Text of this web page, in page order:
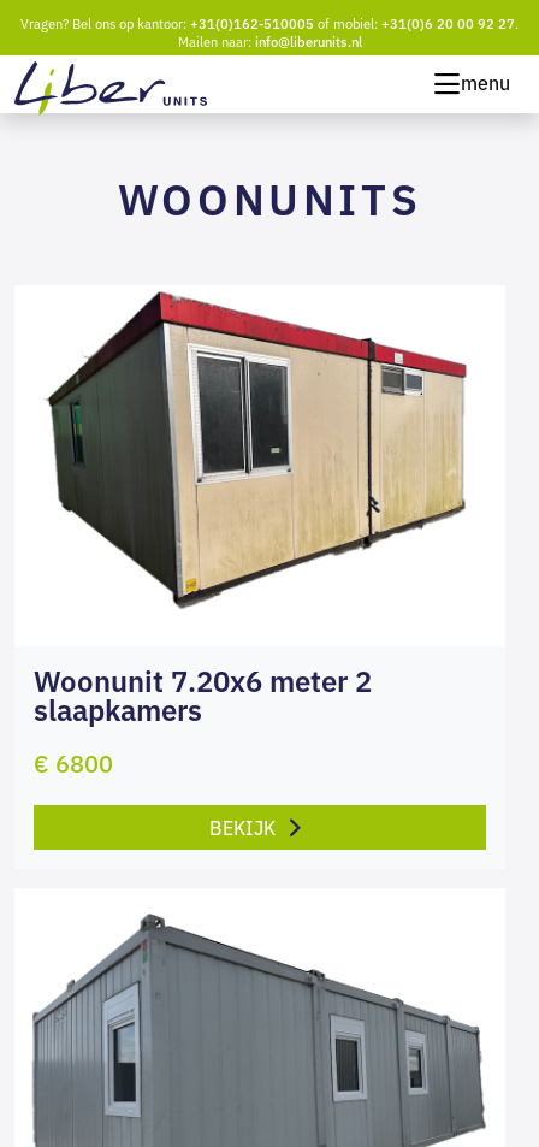
Vragen? Bel ons op kantoor:+31(0)162-510005 of mobiel:+31(0)6 20 00 92 27.
Mailen naar:info@liberunits.nl
menu
WOONUNITS
Woonunit 7.20x6 meter 2
slaapkamers
€ 6800
BEKIJK